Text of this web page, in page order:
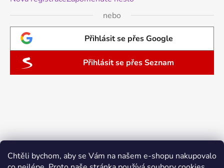
Chtěli bychom, aby se Vám na našem e-shopu nakupovalo
nebo
Přihlásit se přes Google
Přihlásit se přes Seznam